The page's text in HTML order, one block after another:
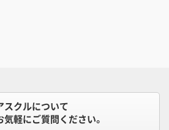
スクルについて
気軽にご質問ください。